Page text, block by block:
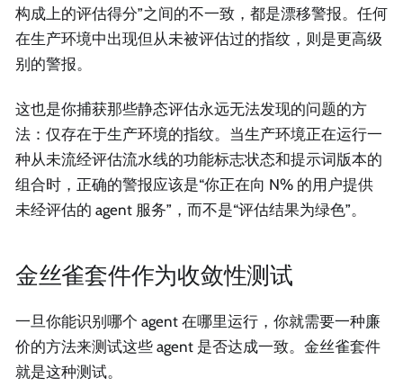
构成上的评估得分”之间的不一致，都是漂移警报。任何
在生产环境中出现但从未被评估过的指纹，则是更高级
别的警报。
这也是你捕获那些静态评估永远无法发现的问题的方
法：仅存在于生产环境的指纹。当生产环境正在运行一
种从未流经评估流水线的功能标志状态和提示词版本的
组合时，正确的警报应该是“你正在向 N% 的用户提供
未经评估的 agent 服务”，而不是“评估结果为绿色”。
金丝雀套件作为收敛性测试
一旦你能识别哪个 agent 在哪里运行，你就需要一种廉
价的方法来测试这些 agent 是否达成一致。金丝雀套件
就是这种测试。